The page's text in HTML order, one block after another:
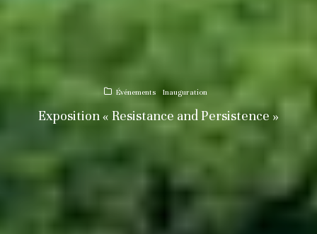
Événements Inauguration
Exposition « Resistance and Persistence »